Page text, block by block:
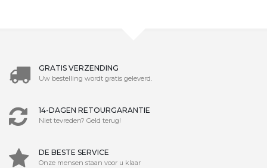
GRATIS VERZENDING
Uw bestelling wordt gratis geleverd.
14-DAGEN RETOURGARANTIE
Niet tevreden? Geld terug!
DE BESTE SERVICE
Onze mensen staan voor u klaar